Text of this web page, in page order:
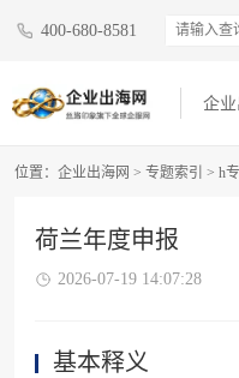
400-680-8581
企
位置： 企业出海网 > 专题索引 > h
荷兰年度申报
2026-07-19 14:07:28
基本释义